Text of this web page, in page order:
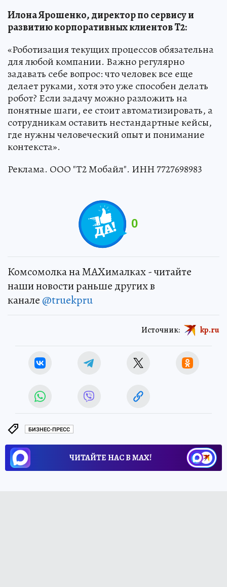
Илона Ярошенко, директор по сервису и
развитию корпоративных клиентов T2:
«Роботизация текущих процессов обязательна
для любой компании. Важно регулярно
задавать себе вопрос: что человек все еще
делает руками, хотя это уже способен делать
робот? Если задачу можно разложить на
понятные шаги, ее стоит автоматизировать, а
сотрудникам оставить нестандартные кейсы,
где нужны человеческий опыт и понимание
контекста».
Реклама. ООО "Т2 Мобайл". ИНН 7727698983
0
Комсомолка на MAXималках - читайте
наши новости раньше других в
канале @truekpru
Источник: kp.ru
БИЗНЕС-ПРЕСС
ЧИТАЙТЕ НАС В МАХ!